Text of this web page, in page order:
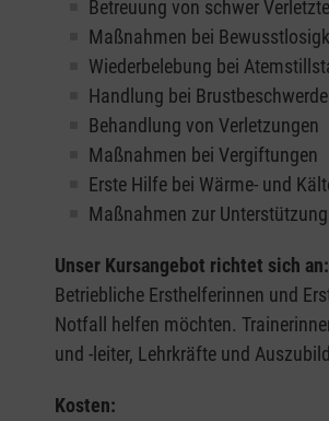
Betreuung von schwer
Maßnahmen bei
Wiederbelebung bei
Handlung bei
Behandlung von Verletzungen
Maßnahmen bei Vergiftungen
Erste Hilfe bei Wärme- und
Maßnahmen zur
Unser Kursangebot richtet sich an:
Betriebliche Ersthelferinnen und
Notfall helfen möchten.
und -leiter, Lehrkräfte und
Kosten: